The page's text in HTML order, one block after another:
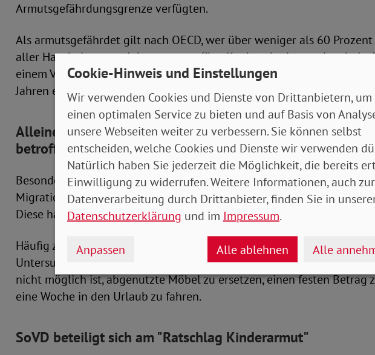
Armutsgefährdungsgrenze verfügten.
Als armutsgefährdet gilt nach OECD, wer über weniger als 60
aller Haushaltsnettoeinkommen verfügt. Konkret bedeutet dass
einem Vier-Personen-Haushalt mit zwei Erwachsenen und zwei
Jahren ein Einkommen unterhalb von 2.421 Euro.
Alleinerziehende und Menschen mit
betroffen
Besonders betroffene Personengruppen Kinder in Alleinerziehenden-
Migrationshintergrund, mit drei oder mehr Geschwistern und aus
Diese haben eine signifikant höheres Armutsrisiko als andere Kinder.
Häufig zeige sich das in einer Einschränkung beim materiellen
Untersuchung. Dazu zählen unter anderem, dass es den Familien
nicht möglich ist, abgenutzte Möbel zu ersetzen, einen festen Betrag
eine Woche in den Urlaub zu fahren.
SoVD beteiligt sich am "Ratschlag Kinderarmut"
Cookie-Hinweis und Einstellungen
Wir verwenden Cookies und Dienste von Drittanbietern,
einen optimalen Service zu bieten und auf Basis von
unsere Webseiten weiter zu verbessern. Sie können selbst
entscheiden, welche Cookies und Dienste wir verwenden
Natürlich haben Sie jederzeit die Möglichkeit, die bereits
Einwilligung zu widerrufen. Weitere Informationen, auch zur
Datenverarbeitung durch Drittanbieter, finden Sie in
Datenschutzerklärung und im Impressum.
Anpassen Alle ablehnen Alle